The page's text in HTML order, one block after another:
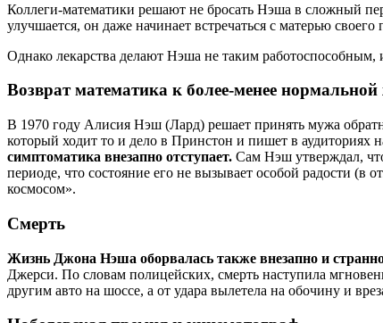
Коллеги-математики решают не бросать Нэша в сложный
улучшается, он даже начинает встречаться с матерью
Однако лекарства делают Нэша не таким
Возврат математика к более-менее
В 1970 году Алисия Нэш (Лард) решает принять мужа
который ходит то и дело в Принстон и пишет в аудиториях
симптоматика внезапно отступает. Сам Нэш утверждал,
периоде, что состояние его не вызывает особой радости
космосом».
Смерть
Жизнь Джона Нэша оборвалась также внезапно и
Джерси. По словам полицейских, смерть наступила
другим авто на шоссе, а от удара вылетела на обочину и